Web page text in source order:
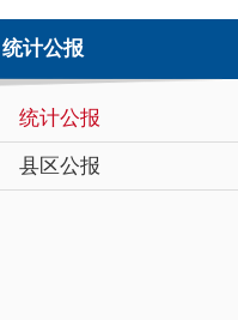
统计公报
统计公报
县区公报